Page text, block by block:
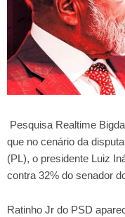
Pesquisa Realtime
que no cenário da
(PL), o presidente Luiz
contra 32% do senador
Ratinho Jr do PSD